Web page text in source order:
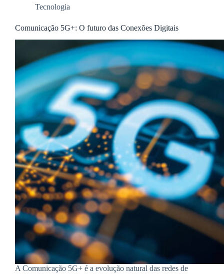
Tecnologia
Comunicação 5G+: O futuro das Conexões Digitais
A Comunicação 5G+ é a evolução natural das redes de